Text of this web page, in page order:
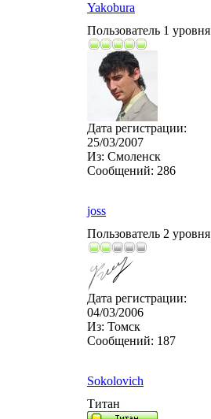
Yakobura
Пользователь 1 уровня
Дата регистрации:
25/03/2007
Из: Смоленск
Сообщений: 286
joss
Пользователь 2 уровня
Дата регистрации:
04/03/2006
Из: Томск
Сообщений: 187
Sokolovich
Титан